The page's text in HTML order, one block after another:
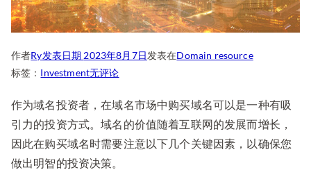
作者Ry发表日期 2023年8月7日发表在Domain resource
标签： Investment域
投
资
者，
购
无评论
作为域名投资者，在域名市场中购买域名可以是一种有吸
引力的投资方式。域名的价值随着互联网的发展而增长，
因此在购买域名时需要注意以下几个关键因素，以确保您
做出明智的投资决策。